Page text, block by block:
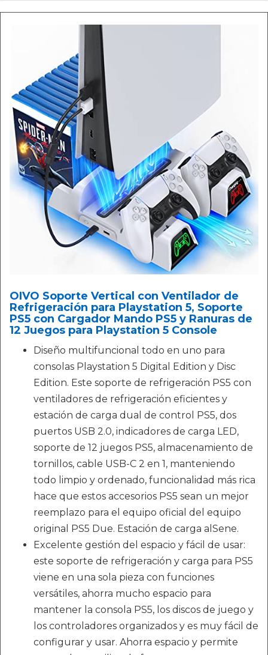
OIVO Soporte Vertical con Ventilador de
Refrigeración para Playstation 5, Soporte
PS5 con Cargador Mando PS5 y Ranuras de
12 Juegos para Playstation 5 Console
Diseño multifuncional todo en uno para
consolas Playstation 5 Digital Edition y Disc
Edition. Este soporte de refrigeración PS5 con
ventiladores de refrigeración eficientes y
estación de carga dual de control PS5, dos
puertos USB 2.0, indicadores de carga LED,
soporte de 12 juegos PS5, almacenamiento de
tornillos, cable USB-C 2 en 1, manteniendo
todo limpio y ordenado, funcionalidad más rica
hace que estos accesorios PS5 sean un mejor
reemplazo para el equipo oficial del equipo
original PS5 Due. Estación de carga alSene.
Excelente gestión del espacio y fácil de usar:
este soporte de refrigeración y carga para PS5
viene en una sola pieza con funciones
versátiles, ahorra mucho espacio para
mantener la consola PS5, los discos de juego y
los controladores organizados y es muy fácil de
configurar y usar. Ahorra espacio y permite